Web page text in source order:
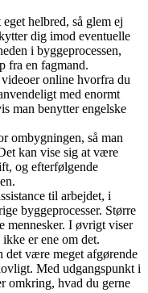
helbred, så glem ej
dig imod eventuelle
i byggeprocessen,
fra en fagmand.
online hvorfra du
med enormt
man benytter engelske
ombygningen, så man
kan vise sig at være
og efterfølgende
til arbejdet, i
byggeprocesser. Større
mennesker. I øvrigt viser
er ene om det.
det være meget afgørende
Med udgangspunkt i
omkring, hvad du gerne